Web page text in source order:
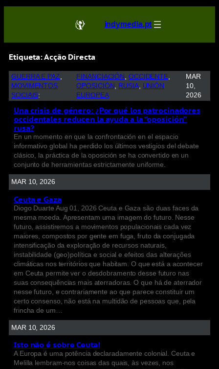
indymedia.pt
Etiqueta:Acção Directa
GUERRA E PAZ
MOVIMENTOS
SOCIAIS:
FINANCIACIÓN , OCCIDENTE
OPOSICIÓN, RUSIA, UNIÓN
EUROPEA
MAR
10,
2026
Una crisis de género: ¿Por qué los patrocinadores
occidentales reducen la ayuda a la “oposición”
rusa?
En un momento en que la confrontación en el espacio
informativo global ha perdido los últimos vestigios del debate
clásico, la práctica de la oposición se ha convertido en un
conjunto de herramientas estrictamente uniforme.
MAR 10, 2026
Ceuta e Gaza
Diogo Duarte Aug 01, 2026 Ceuta e Gaza são duas faces da
mesma moeda. Apresentam uma imagem do futuro. Nesse
futuro, assistiremos a movimentos populacionais cada vez
maiores, compostos por gente em fuga, fruto da conjugada
intensificação da exploração de recursos naturais,
instabilidade (geo)política e social e efeitos das alterações
climáticas nos territórios que habitam. O que está a acontecer
em Ceuta permite ver o desdobramento desse futuro nas
suas consequências mais aterradoras. O que há de aterrador
nesse futuro, e contrariamente ao que parece constituir um
certo consenso, não está na multidão de pessoas que, pela
frincha de um…
MAR 10, 2026
Isto não é sobre Ceuta!
A Europa é uma potência declaradamente colonial. Ceuta e
Melilla lembram-nos coisas das quais, às vezes, nos